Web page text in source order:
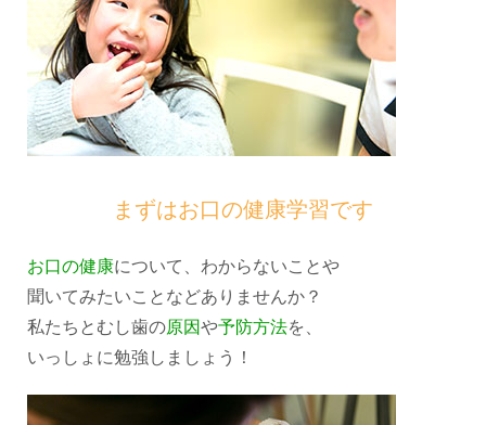
まずはお口の健康学習です
お口の健康について、わからないことや
聞いてみたいことなどありませんか？
私たちとむし歯の原因や予防方法を、
いっしょに勉強しましょう！